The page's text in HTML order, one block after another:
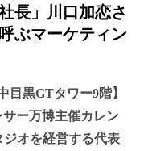
長」川口加恋さ
ぶマーケティン
目黒GTタワー9階】
サー万博主催カレン
オを経営する代表